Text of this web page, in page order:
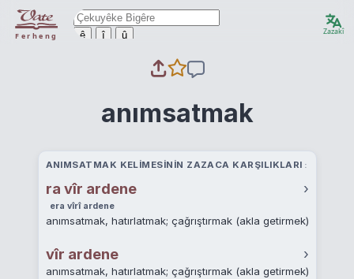
Ferheng ê î û Zazakî
anımsatmak
ANIMSATMAK KELIMESININ ZAZACA KARŞILIKLARI
ra vîr ardene ›
era vîrî ardene
anımsatmak, hatırlatmak; çağrıştırmak (akla getirmek)
vîr ardene ›
anımsatmak, hatırlatmak; çağrıştırmak (akla getirmek)